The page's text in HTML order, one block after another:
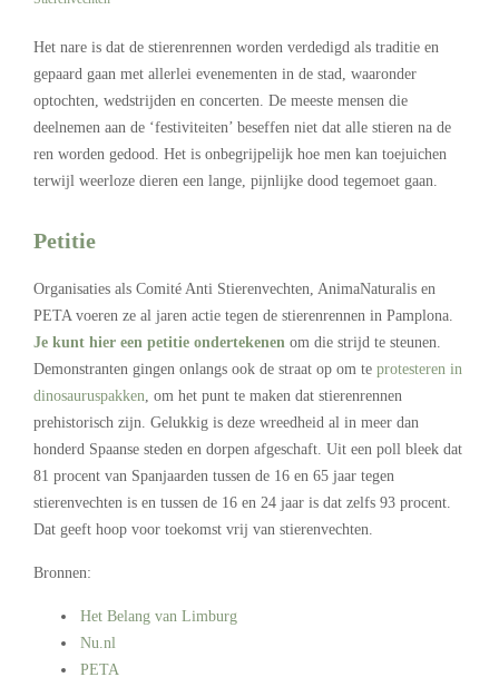
Het nare is dat de stierenrennen worden verdedigd als traditie en
gepaard gaan met allerlei evenementen in de stad, waaronder
optochten, wedstrijden en concerten. De meeste mensen die
deelnemen aan de ‘festiviteiten’ beseffen niet dat alle stieren na de
ren worden gedood. Het is onbegrijpelijk hoe men kan toejuichen
terwijl weerloze dieren een lange, pijnlijke dood tegemoet gaan.
Petitie
Organisaties als Comité Anti Stierenvechten, AnimaNaturalis en
PETA voeren ze al jaren actie tegen de stierenrennen in Pamplona.
Je kunt hier een petitie ondertekenen om die strijd te steunen.
Demonstranten gingen onlangs ook de straat op om te protesteren in
dinosauruspakken, om het punt te maken dat stierenrennen
prehistorisch zijn. Gelukkig is deze wreedheid al in meer dan
honderd Spaanse steden en dorpen afgeschaft. Uit een poll bleek dat
81 procent van Spanjaarden tussen de 16 en 65 jaar tegen
stierenvechten is en tussen de 16 en 24 jaar is dat zelfs 93 procent.
Dat geeft hoop voor toekomst vrij van stierenvechten.
Bronnen:
Het Belang van Limburg
Nu.nl
PETA